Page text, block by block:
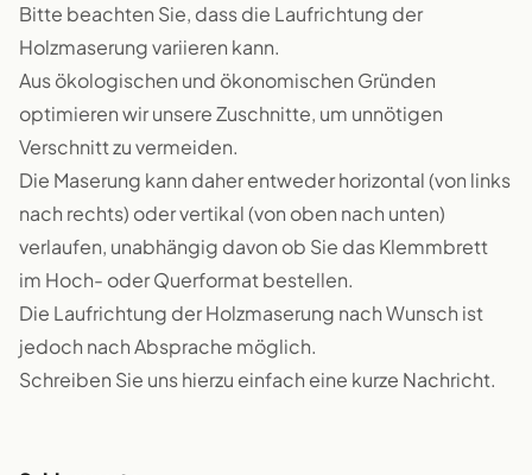
Bitte beachten Sie, dass die Laufrichtung der
Holzmaserung variieren kann.
Aus ökologischen und ökonomischen Gründen
optimieren wir unsere Zuschnitte, um unnötigen
Verschnitt zu vermeiden.
Die Maserung kann daher entweder horizontal (von links
nach rechts) oder vertikal (von oben nach unten)
verlaufen, unabhängig davon ob Sie das Klemmbrett
im Hoch- oder Querformat bestellen.
Die Laufrichtung der Holzmaserung nach Wunsch ist
jedoch nach Absprache möglich.
Schreiben Sie uns hierzu einfach eine kurze Nachricht.